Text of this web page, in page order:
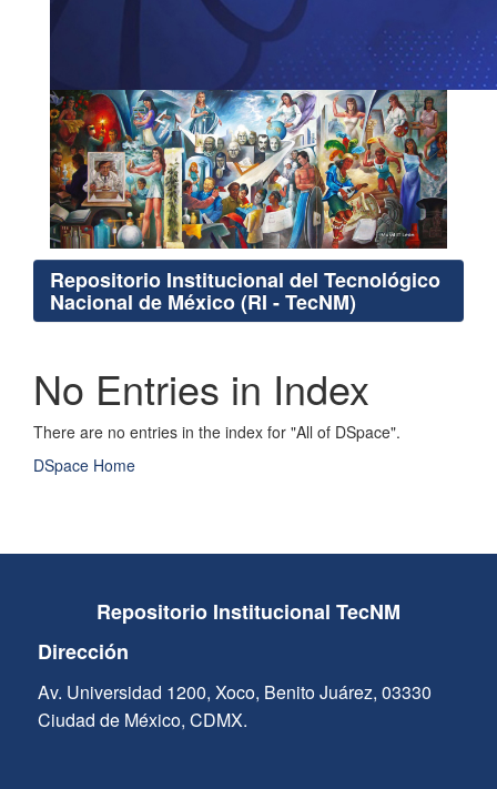
Repositorio Institucional del Tecnológico
Nacional de México (RI - TecNM)
No Entries in Index
There are no entries in the index for "All of DSpace".
DSpace Home
Repositorio Institucional TecNM
Dirección
Av. Universidad 1200, Xoco, Benito Juárez, 03330
Ciudad de México, CDMX.